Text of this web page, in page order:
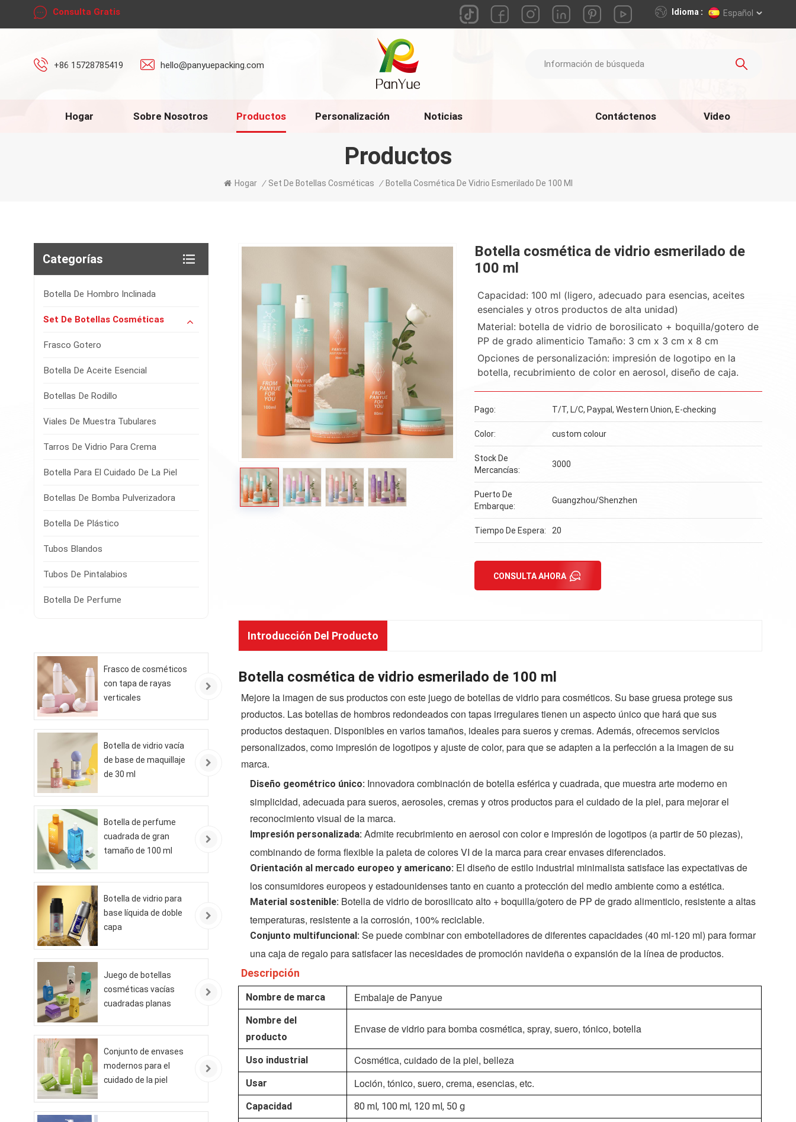
Consulta Gratis Idioma : Español
+86 15728785419 hello@panyuepacking.com
Hogar Sobre Nosotros Productos Personalización Noticias Contáctenos Video
Productos
Hogar / Set De Botellas Cosméticas / Botella Cosmética De Vidrio Esmerilado De 100 Ml
Botella cosmética de vidrio esmerilado de
100 ml
Capacidad: 100 ml (ligero, adecuado para esencias, aceites
esenciales y otros productos de alta unidad)
Material: botella de vidrio de borosilicato + boquilla/gotero de
PP de grado alimenticio Tamaño: 3 cm x 3 cm x 8 cm
Opciones de personalización: impresión de logotipo en la
botella, recubrimiento de color en aerosol, diseño de caja.
Pago: T/T, L/C, Paypal, Western Union, E-checking
Color: custom colour
Stock De
Mercancías:
3000
Puerto De
Embarque:
Guangzhou/Shenzhen
Tiempo De Espera: 20
CONSULTA AHORA
Introducción Del Producto
Botella cosmética de vidrio esmerilado de 100 ml
Mejore la imagen de sus productos con este juego de botellas de vidrio para cosméticos. Su base gruesa protege sus
productos. Las botellas de hombros redondeados con tapas irregulares tienen un aspecto único que hará que sus
productos destaquen. Disponibles en varios tamaños, ideales para sueros y cremas. Además, ofrecemos servicios
personalizados, como impresión de logotipos y ajuste de color, para que se adapten a la perfección a la imagen de su
marca.
Diseño geométrico único: Innovadora combinación de botella esférica y cuadrada, que muestra arte moderno en
simplicidad, adecuada para sueros, aerosoles, cremas y otros productos para el cuidado de la piel, para mejorar el
reconocimiento visual de la marca.
Impresión personalizada:Admite recubrimiento en aerosol con color e impresión de logotipos (a partir de 50 piezas),
combinando de forma flexible la paleta de colores VI de la marca para crear envases diferenciados.
Orientación al mercado europeo y americano: El diseño de estilo industrial minimalista satisface las expectativas de
los consumidores europeos y estadounidenses tanto en cuanto a protección del medio ambiente como a estética.
Material sostenible: Botella de vidrio de borosilicato alto + boquilla/gotero de PP de grado alimenticio, resistente a altas
temperaturas, resistente a la corrosión, 100% reciclable.
Conjunto multifuncional:Se puede combinar con embotelladores de diferentes capacidades (40 ml-120 ml) para formar
una caja de regalo para satisfacer las necesidades de promoción navideña o expansión de la línea de productos.
Descripción
Nombre de marca Embalaje de Panyue
Nombre del
producto
Envase de vidrio para bomba cosmética, spray, suero, tónico, botella
Uso industrial Cosmética, cuidado de la piel, belleza
Usar Loción, tónico, suero, crema, esencias, etc.
Capacidad 80 ml, 100 ml, 120 ml, 50 g
Categorías
Botella De Hombro Inclinada
Set De Botellas Cosméticas
Frasco Gotero
Botella De Aceite Esencial
Botellas De Rodillo
Viales De Muestra Tubulares
Tarros De Vidrio Para Crema
Botella Para El Cuidado De La Piel
Botellas De Bomba Pulverizadora
Botella De Plástico
Tubos Blandos
Tubos De Pintalabios
Botella De Perfume
Frasco de cosméticos
con tapa de rayas
verticales
Botella de vidrio vacía
de base de maquillaje
de 30 ml
Botella de perfume
cuadrada de gran
tamaño de 100 ml
Botella de vidrio para
base líquida de doble
capa
Juego de botellas
cosméticas vacías
cuadradas planas
Conjunto de envases
modernos para el
cuidado de la piel